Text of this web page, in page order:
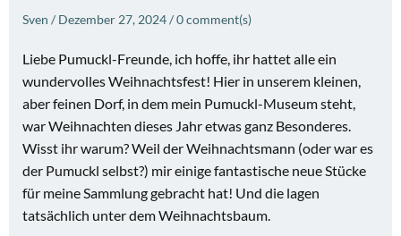
Sven / Dezember 27, 2024/0comment(s)
Liebe Pumuckl-Freunde, ich hoffe, ihr hattet alle ein
wundervolles Weihnachtsfest! Hier in unserem kleinen,
aber feinen Dorf, in dem mein Pumuckl-Museum steht,
war Weihnachten dieses Jahr etwas ganz Besonderes.
Wisst ihr warum? Weil der Weihnachtsmann (oder war es
der Pumuckl selbst?) mir einige fantastische neue Stücke
für meine Sammlung gebracht hat! Und die lagen
tatsächlich unter dem Weihnachtsbaum.